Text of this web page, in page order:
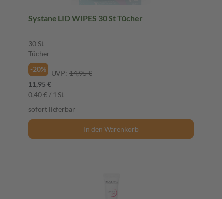
Systane LID WIPES 30 St Tücher
30 St
Tücher
-20%
UVP: 14,95 €
11,95 €
0,40 € / 1 St
sofort lieferbar
In den Warenkorb